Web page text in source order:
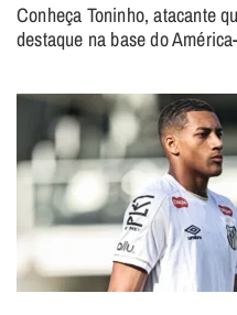
Conheça Toninho, atacante
destaque na base do